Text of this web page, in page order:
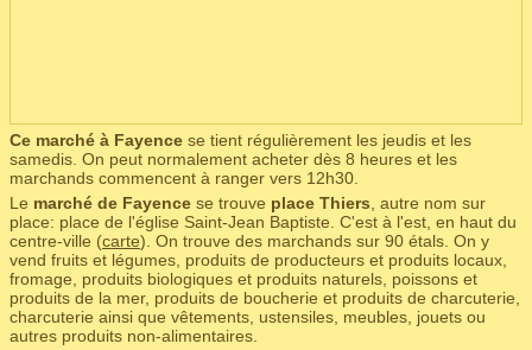
Ce marché à Fayence se tient régulièrement les jeudis et les
samedis. On peut normalement acheter dès 8 heures et les
marchands commencent à ranger vers 12h30.
Le marché de Fayence se trouve place Thiers , autre nom sur
place: place de l'église Saint-Jean Baptiste. C'est à l'est, en haut du
centre-ville (carte). On trouve des marchands sur 90 étals. On y
vend fruits et légumes, produits de producteurs et produits locaux,
fromage, produits biologiques et produits naturels, poissons et
produits de la mer, produits de boucherie et produits de charcuterie,
charcuterie ainsi que vêtements, ustensiles, meubles, jouets ou
autres produits non-alimentaires.